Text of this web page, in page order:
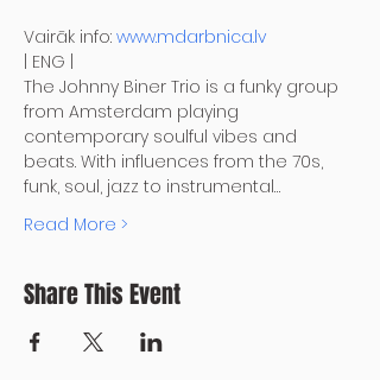
Vairāk info: www.mdarbnica.lv
| ENG |
The Johnny Biner Trio is a funky group
from Amsterdam playing
contemporary soulful vibes and
beats. With influences from the 70s,
funk, soul, jazz to instrumental…
Read More >
Share This Event